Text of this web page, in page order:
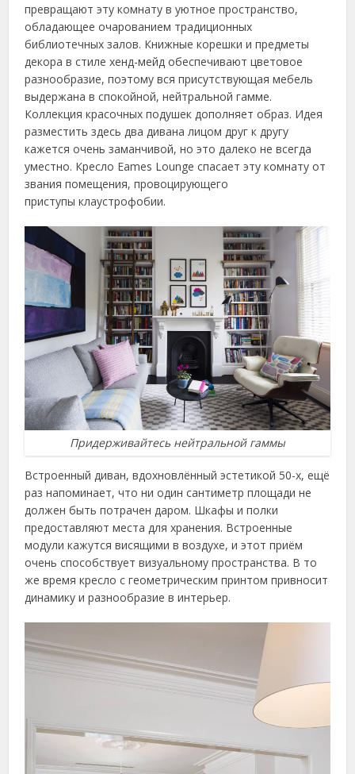
превращают эту комнату в уютное пространство,
обладающее очарованием традиционных
библиотечных залов. Книжные корешки и предметы
декора в стиле хенд-мейд обеспечивают цветовое
разнообразие, поэтому вся присутствующая мебель
выдержана в спокойной, нейтральной гамме.
Коллекция красочных подушек дополняет образ. Идея
разместить здесь два дивана лицом друг к другу
кажется очень заманчивой, но это далеко не всегда
уместно. Кресло Eames Lounge спасает эту комнату от
звания помещения, провоцирующего
приступы клаустрофобии.
Придерживайтесь нейтральной гаммы
Встроенный диван, вдохновлённый эстетикой 50-х, ещё
раз напоминает, что ни один сантиметр площади не
должен быть потрачен даром. Шкафы и полки
предоставляют места для хранения. Встроенные
модули кажутся висящими в воздухе, и этот приём
очень способствует визуальному пространства. В то
же время кресло с геометрическим принтом привносит
динамику и разнообразие в интерьер.